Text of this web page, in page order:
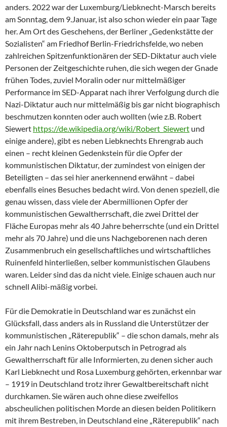
anders. 2022 war der Luxemburg/Liebknecht-Marsch bereits
am Sonntag, dem 9.Januar, ist also schon wieder ein paar Tage
her. Am Ort des Geschehens, der Berliner „Gedenkstätte der
Sozialisten“ am Friedhof Berlin-Friedrichsfelde, wo neben
zahlreichen Spitzenfunktionären der SED-Diktatur auch viele
Personen der Zeitgeschichte ruhen, die sich wegen der Gnade
frühen Todes, zuviel Moralin oder nur mittelmäßiger
Performance im SED-Apparat nach ihrer Verfolgung durch die
Nazi-Diktatur auch nur mittelmäßig bis gar nicht biographisch
beschmutzen konnten oder auch wollten (wie z.B. Robert
Siewert https://de.wikipedia.org/wiki/Robert_Siewert und
einige andere), gibt es neben Liebknechts Ehrengrab auch
einen – recht kleinen Gedenkstein für die Opfer der
kommunistischen Diktatur, der zumindest von einigen der
Beteiligten – das sei hier anerkennend erwähnt – dabei
ebenfalls eines Besuches bedacht wird. Von denen speziell, die
genau wissen, dass viele der Abermillionen Opfer der
kommunistischen Gewaltherrschaft, die zwei Drittel der
Fläche Europas mehr als 40 Jahre beherrschte (und ein Drittel
mehr als 70 Jahre) und die uns Nachgeborenen nach deren
Zusammenbruch ein gesellschaftliches und wirtschaftliches
Ruinenfeld hinterließen, selber kommunistischen Glaubens
waren. Leider sind das da nicht viele. Einige schauen auch nur
schnell Alibi-mäßig vorbei.
Für die Demokratie in Deutschland war es zunächst ein
Glücksfall, dass anders als in Russland die Unterstützer der
kommunistischen „Räterepublik“ – die schon damals, mehr als
ein Jahr nach Lenins Oktoberputsch in Petrograd als
Gewaltherrschaft für alle Informierten, zu denen sicher auch
Karl Liebknecht und Rosa Luxemburg gehörten, erkennbar war
– 1919 in Deutschland trotz ihrer Gewaltbereitschaft nicht
durchkamen. Sie wären auch ohne diese zweifellos
abscheulichen politischen Morde an diesen beiden Politikern
mit ihrem Bestreben, in Deutschland eine „Räterepublik“ nach